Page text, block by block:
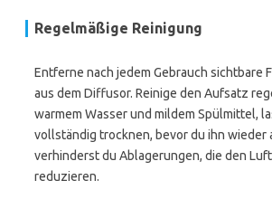
Regelmäßige Reinigung
Entferne nach jedem Gebrauch sichtbare
aus dem Diffusor. Reinige den Aufsatz
warmem Wasser und mildem Spülmittel,
vollständig trocknen, bevor du ihn wieder
verhinderst du Ablagerungen, die den
reduzieren.